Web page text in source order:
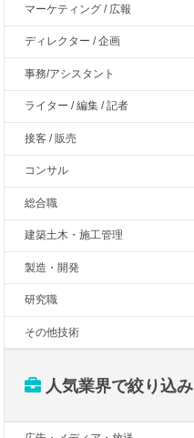
マーケティング / 広報
ディレクター / 企画
事務/アシスタント
ライター / 編集 / 記者
接客 / 販売
コンサル
総合職
建築土木・施工管理
製造・開発
研究職
その他技術
人気業界で絞り込み